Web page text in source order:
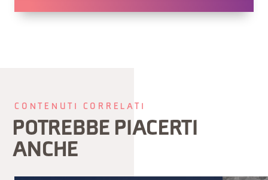
CONTENUTI CORRELATI
POTREBBE PIACERTI
ANCHE